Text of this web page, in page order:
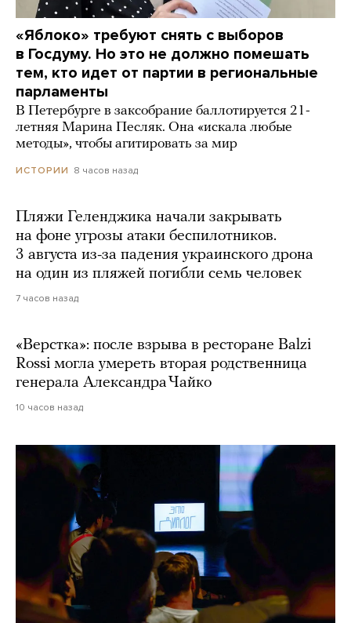
«Яблоко» требуют снять с выборов
в Госдуму. Но это не должно помешать
тем, кто идет от партии в региональные
парламенты
В Петербурге в заксобрание баллотируется 21-
летняя Марина Песляк. Она «искала любые
методы», чтобы агитировать за мир
ИСТОРИИ 8 часов назад
Пляжи Геленджика начали закрывать
на фоне угрозы атаки беспилотников.
3 августа из-за падения украинского дрона
на один из пляжей погибли семь человек
7 часов назад
«Верстка»: после взрыва в ресторане Balzi
Rossi могла умереть вторая родственница
генерала Александра Чайко
10 часов назад